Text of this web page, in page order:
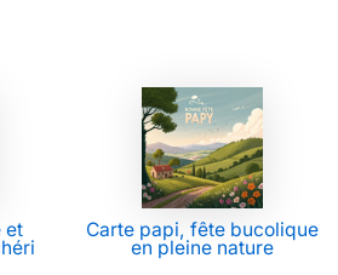
et Carte papi, fête bucolique
en pleine nature